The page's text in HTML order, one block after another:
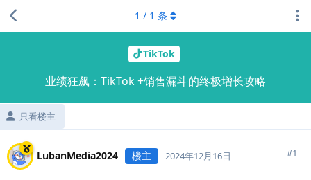
TikTok
业绩狂飙：TikTok +销售漏斗的终极增长攻略
只看楼主
1 / 1 条
LubanMedia2024 楼主 2024年12月16日 #1